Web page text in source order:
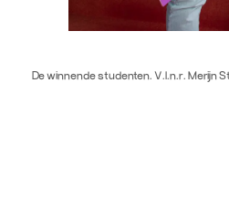
De winnende studenten. V.l.n.r. Merijn